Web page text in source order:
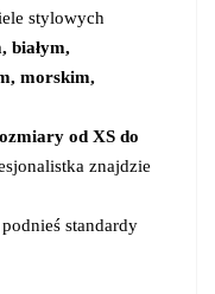
stylowych
białym,
morskim,
od XS do
znajdzie
standardy